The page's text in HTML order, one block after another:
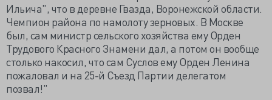
Ильича", что в деревне Гвазда, Воронежской области.
Чемпион района по намолоту зерновых. В Москве
был, сам министр сельского хозяйства ему Орден
Трудового Красного Знамени дал, а потом он вообще
столько накосил, что сам Суслов ему Орден Ленина
пожаловал и на 25-й Съезд Партии делегатом
позвал!"